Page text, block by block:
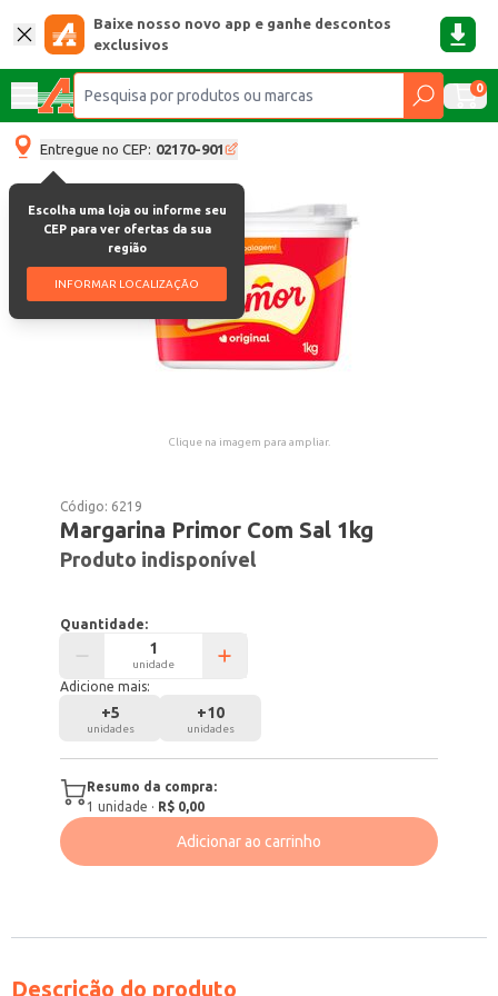
Baixe nosso novo app e ganhe descontos
exclusivos
0
Entregue no CEP: 02170-901
Escolha uma loja ou informe seu
CEP para ver ofertas da sua
região
INFORMAR LOCALIZAÇÃO
Clique na imagem para ampliar.
Código: 6219
Margarina Primor Com Sal 1kg
Produto indisponível
Quantidade:
unidade
Adicione mais:
+5
unidades
+10
unidades
Resumo da compra:
1 unidade · R$ 0,00
Adicionar ao carrinho
Descrição do produto